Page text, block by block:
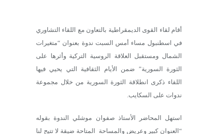
أقام لقاء القوى الديمقراطية بالتعاون مع اللقاء التشاوري
في اسطنبول مساء أمس السبت ندوة بعنوان “متغيرات
الشمال ومستقبل العلاقة الروسية التركية وأثرها على
الثورة السورية” ضمن الأيام الثقافية التي يحيي فيها
اللقاء ذكرى انطلاقة الثورة السورية من خلال مجموعة
ندوات على السكايب.
استهل المحاضر الأستاذ صفوان موشلي الندوة بقوله
“العنوان كبير وعريض والمساحة المتاحة ضيقة لا تتيح لنا